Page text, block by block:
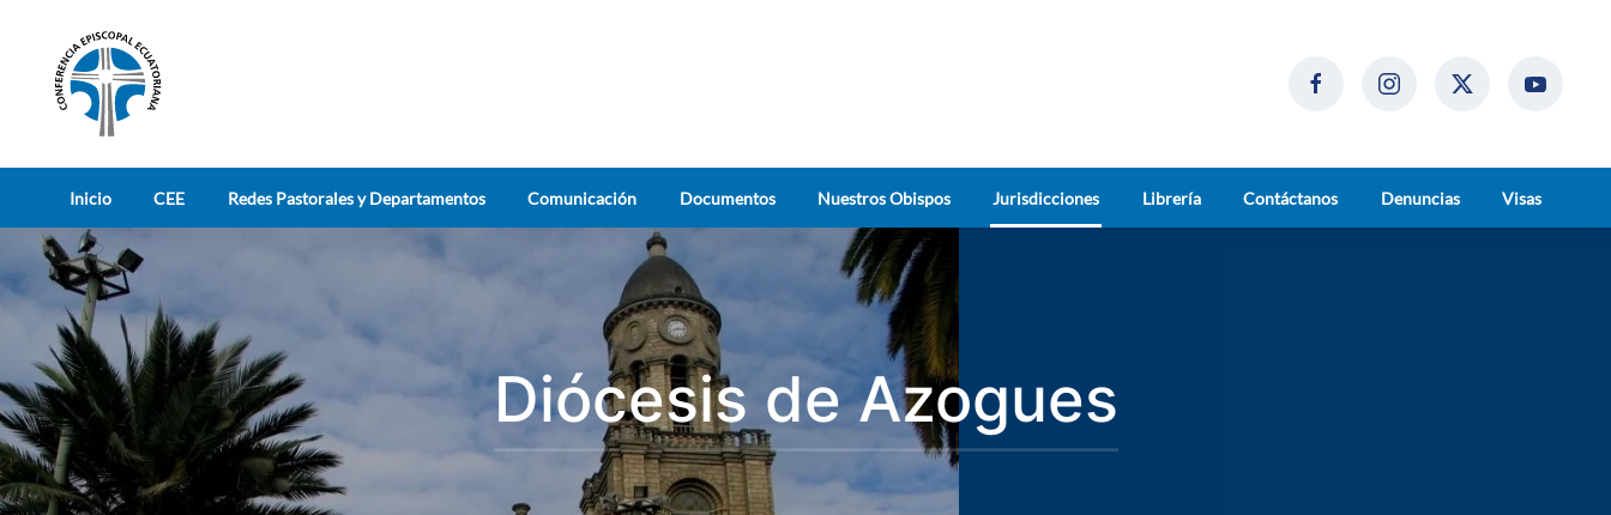
Skip to main content
Inicio CEE Redes Pastorales y Departamentos Comunicación Documentos Nuestros Obispos Jurisdicciones Librería Contáctanos Denuncias Visas
Diócesis de Azogues